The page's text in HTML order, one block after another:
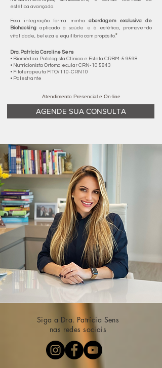
estética avançada.
Essa integração forma minha abordagem exclusiva de
Biohacking aplicado à saúde e à estética, promovendo
vitalidade, beleza e equilíbrio com propósito."
Dra. Patrícia Caroline Sens
• Biomédica Patologista Clínica e Esteta CRBM-5 9598
• Nutricionista Ortomolecular CRN-10 5843
• Fitoterapeuta FITO/110-CRN10
• Palestrante​
Atendimento Presencial e On-line
AGENDE SUA CONSULTA
Siga a Dra. Patrícia Sens
nas redes sociais